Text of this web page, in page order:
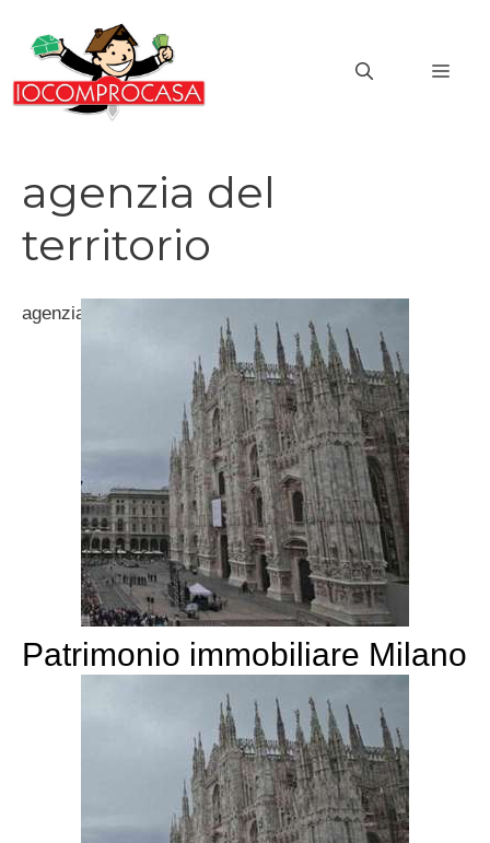
contenuto
agenzia del
territorio
agenzia del territorio
Patrimonio immobiliare Milano